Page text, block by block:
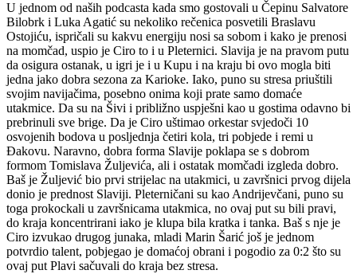
U jednom od naših podcasta kada smo gostovali u Čepinu Salvatore
Bilobrk i Luka Agatić su nekoliko rečenica posvetili Braslavu
Ostojiću, ispričali su kakvu energiju nosi sa sobom i kako je prenosi
na momčad, uspio je Ciro to i u Pleternici. Slavija je na pravom putu
da osigura ostanak, u igri je i u Kupu i na kraju bi ovo mogla biti
jedna jako dobra sezona za Karioke. Iako, puno su stresa priuštili
svojim navijačima, posebno onima koji prate samo domaće
utakmice. Da su na Šivi i približno uspješni kao u gostima odavno bi
prebrinuli sve brige. Da je Ciro uštimao orkestar svjedoči 10
osvojenih bodova u posljednja četiri kola, tri pobjede i remi u
Đakovu. Naravno, dobra forma Slavije poklapa se s dobrom
formom Tomislava Žuljevića, ali i ostatak momčadi izgleda dobro.
Baš je Žuljević bio prvi strijelac na utakmici, u završnici prvog dijela
donio je prednost Slaviji. Pleterničani su kao Andrijevčani, puno su
toga prokockali u završnicama utakmica, no ovaj put su bili pravi,
do kraja koncentrirani iako je klupa bila kratka i tanka. Baš s nje je
Ciro izvukao drugog junaka, mladi Marin Šarić još je jednom
potvrdio talent, pobjegao je domaćoj obrani i pogodio za 0:2 što su
ovaj put Plavi sačuvali do kraja bez stresa.